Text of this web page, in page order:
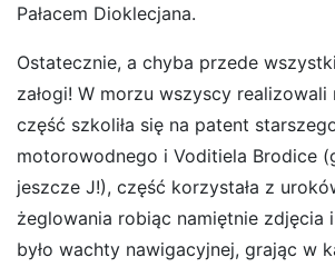
Pałacem Dioklecjana.
Ostatecznie, a chyba przede
załogi! W morzu wszyscy realizowali
część szkoliła się na patent
motorowodnego i Voditiela Brodice
jeszcze J!), część korzystała z
żeglowania robiąc namiętnie zdjęcia
było wachty nawigacyjnej, grając w